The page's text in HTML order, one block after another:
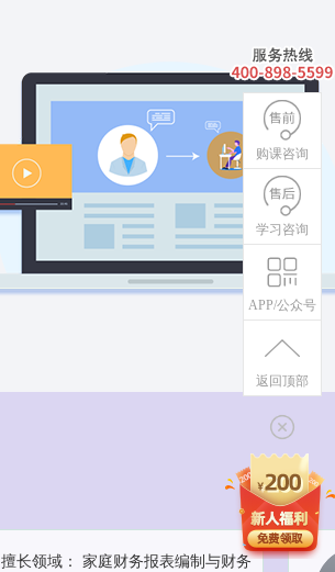
购课咨询
学习咨询
APP/公众号
返回顶部
擅长领域：
家庭财务报表编制与财务